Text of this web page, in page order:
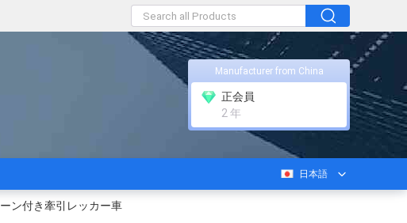
Manufacturer from China
正会員
2 年
日本語
ン付き牽引レッカー車